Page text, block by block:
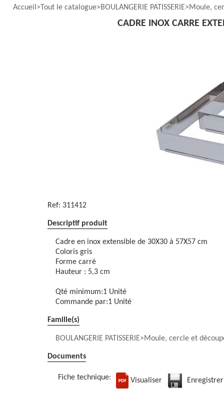
Accueil Tout le catalogue BOULANGERIE PATISSERIE Moule,
CADRE INOX CARRE
Ref: 311412
Descriptif produit
Cadre en inox extensible de 30X30 à 57X57 cm
Coloris gris
Forme carré
Hauteur : 5,3 cm
Qté minimum:1 Unité
Commande par:1 Unité
Famille(s)
BOULANGERIE PATISSERIE Moule, cercle et
Documents
Fiche technique: Visualiser Enregistrer